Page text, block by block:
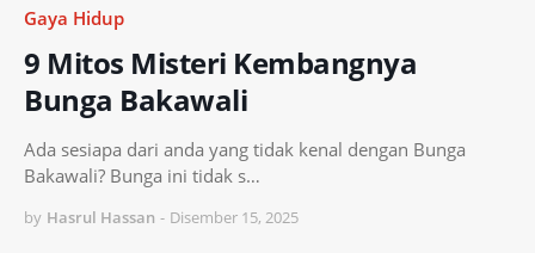
Gaya Hidup
9 Mitos Misteri Kembangnya
Bunga Bakawali
Ada sesiapa dari anda yang tidak kenal dengan Bunga
Bakawali? Bunga ini tidak s…
by Hasrul Hassan - Disember 15, 2025